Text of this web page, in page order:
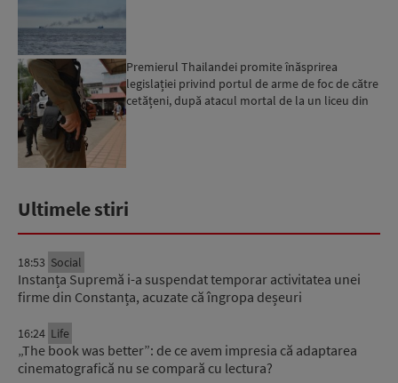
Premierul Thailandei promite înăsprirea
legislației privind portul de arme de foc de către
cetățeni, după atacul mortal de la un liceu din
Ultimele stiri
18:53 Social
Instanța Supremă i-a suspendat temporar activitatea unei
firme din Constanța, acuzate că îngropa deșeuri
16:24 Life
„The book was better”: de ce avem impresia că adaptarea
cinematografică nu se compară cu lectura?